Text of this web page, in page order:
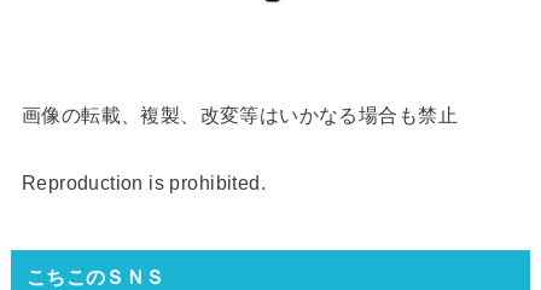
画像の転載、複製、改変等はいかなる場合も禁止
Reproduction is prohibited.
こちこのＳＮＳ